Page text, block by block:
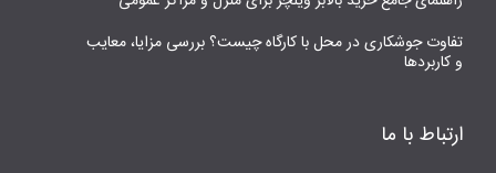
تفاوت جوشکاری در محل با کارگاه چیست؟ بررسی مزایا، معایب
و کاربردها
ارتباط با ما